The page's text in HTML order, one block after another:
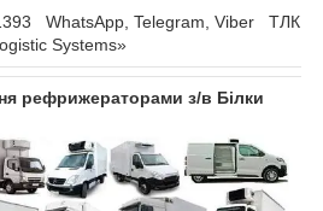
WhatsApp, Telegram, Viber ТЛК
Systems»
рефрижераторами з/в Білки